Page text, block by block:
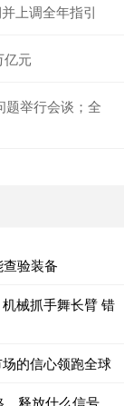
上调全年指引
亿元
题举行会谈；全
验装备
械抓手舞长臂 错
的信心领跑全球
释放什么信号